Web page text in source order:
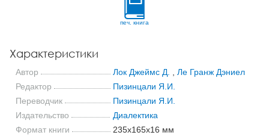
печ. книга
Характеристики
Автор Лок Джеймс Д.
Ле Гранж Дэниел
Редактор
Пизинцали Я.И.
Переводчик
Пизинцали Я.И.
Издательство
Диалектика
Формат книги
235x165x16 мм